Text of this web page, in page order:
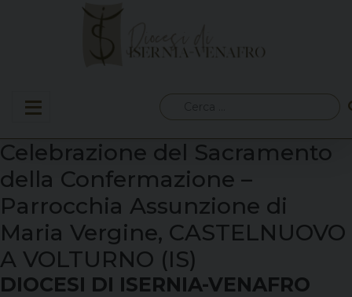
per:
Celebrazione del Sacramento
della Confermazione –
Parrocchia Assunzione di
Maria Vergine, CASTELNUOVO
A VOLTURNO (IS)
DIOCESI DI ISERNIA-VENAFRO